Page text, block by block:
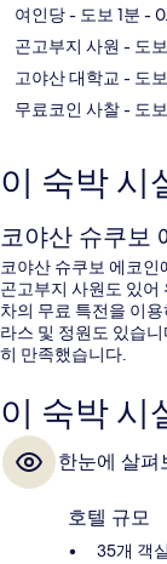
여인당- 도보 1분 -
곤고부지 사원 - 도
고야산 대학교 - 도
무료코인 사찰- 도
이 숙박 시
코야산 슈쿠보
코야산 슈쿠보 에코인
곤고부지 사원도 있어
차의 무료 특전을 이
라스 및 정원도 있습
히 만족했습니다.
이 숙박 시
한눈에 살펴
호텔 규모
35개 객실